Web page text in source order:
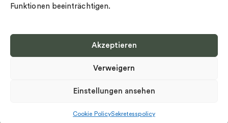
Funktionen beeinträchtigen.
Akzeptieren
Verweigern
Einstellungen ansehen
Cookie PolicySekretesspolicy
Select country
Datenschutz-Bestimmungen
Urheberrecht 2026 Nordic Spectra Alle Rechte vorbehalten